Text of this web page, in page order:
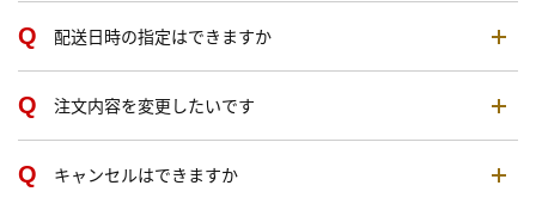
配送日時の指定はできますか
注文内容を変更したいです
キャンセルはできますか